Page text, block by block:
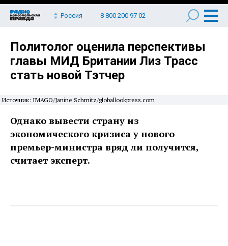
Россия 8 800 200 97 02
Политолог оценила перспективы
главы МИД Британии Лиз Трасс
стать новой Тэтчер
Источник: IMAGO/Janine Schmitz/globallookpress.com
Однако вывести страну из
экономического кризиса у нового
премьер-министра вряд ли получится,
считает эксперт.